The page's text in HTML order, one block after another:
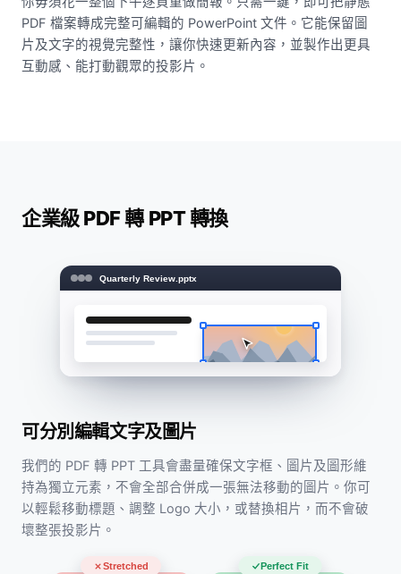
PDF 檔案轉成完整可編輯的 PowerPoint 文件。它能保留圖
片及文字的視覺完整性，讓你快速更新內容，並製作出更具
互動感、能打動觀眾的投影片。
企業級 PDF 轉 PPT 轉換
Quarterly Review.pptx
可分別編輯文字及圖片
我們的 PDF 轉 PPT 工具會盡量確保文字框、圖片及圖形維
持為獨立元素，不會全部合併成一張無法移動的圖片。你可
以輕鬆移動標題、調整 Logo 大小，或替換相片，而不會破
壞整張投影片。
Stretched Perfect Fit